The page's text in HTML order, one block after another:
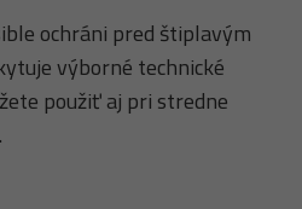
ochráni pred štiplavým
výborné technické
použiť aj pri stredne